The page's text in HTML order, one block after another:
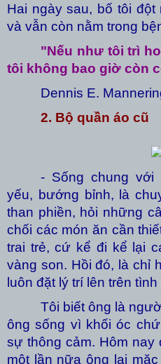
Hai ngày sau, bố tôi
và vẫn còn nằm trong
"Nếu như tôi trì
tôi không bao giờ còn
Dennis E.
2. Bộ quần áo cũ
- Sống chung với
yếu, bướng bỉnh, là
than phiền, hỏi những
chối các món ăn cần
trai trẻ, cứ kể đi kể lại
vàng son. Hồi đó, là chỉ
luôn đặt lý trí lên trên tình
Tôi biết ông là
ông sống vì khối óc
sự thông cảm. Hôm
một lần nữa ông lại